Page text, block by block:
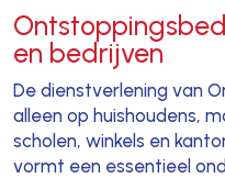
en bedrijven
De dienstverlening van
alleen op huishoudens,
scholen, winkels en
vormt een essentieel